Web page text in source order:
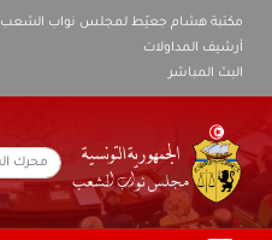
مكتبة هشام جعيّط لمجلس نواب الشعب
أرشيف المداولات
البث المباشر